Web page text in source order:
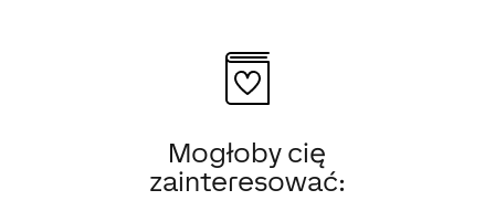
Mogłoby cię
zainteresować: